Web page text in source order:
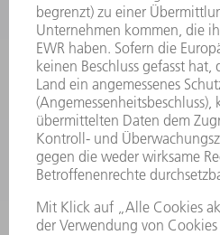
ELEKTROWERKZEUGE
SMART FACTORY
SOFTWARE
SERVICES
ANWENDUNGEN
BRANCHEN
UNTERNEHMEN
KARRIERE
STELLENANGEBOTE
UNTERNEHMENSPROFIL
GESCHÄFTSBERICHT
UNTERNEHMENSGRUNDSÄTZE